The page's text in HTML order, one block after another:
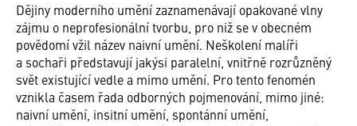
Dějiny moderního umění zaznamenávají opakované vlny
zájmu o neprofesionální tvorbu, pro niž se v obecném
povědomí vžil název naivní umění. Neškolení malíři
a sochaři představují jakýsi paralelní, vnitřně rozrůzněný
svět existující vedle a mimo umění. Pro tento fenomén
vznikla časem řada odborných pojmenování, mimo jiné:
naivní umění, insitní umění, spontánní umění,